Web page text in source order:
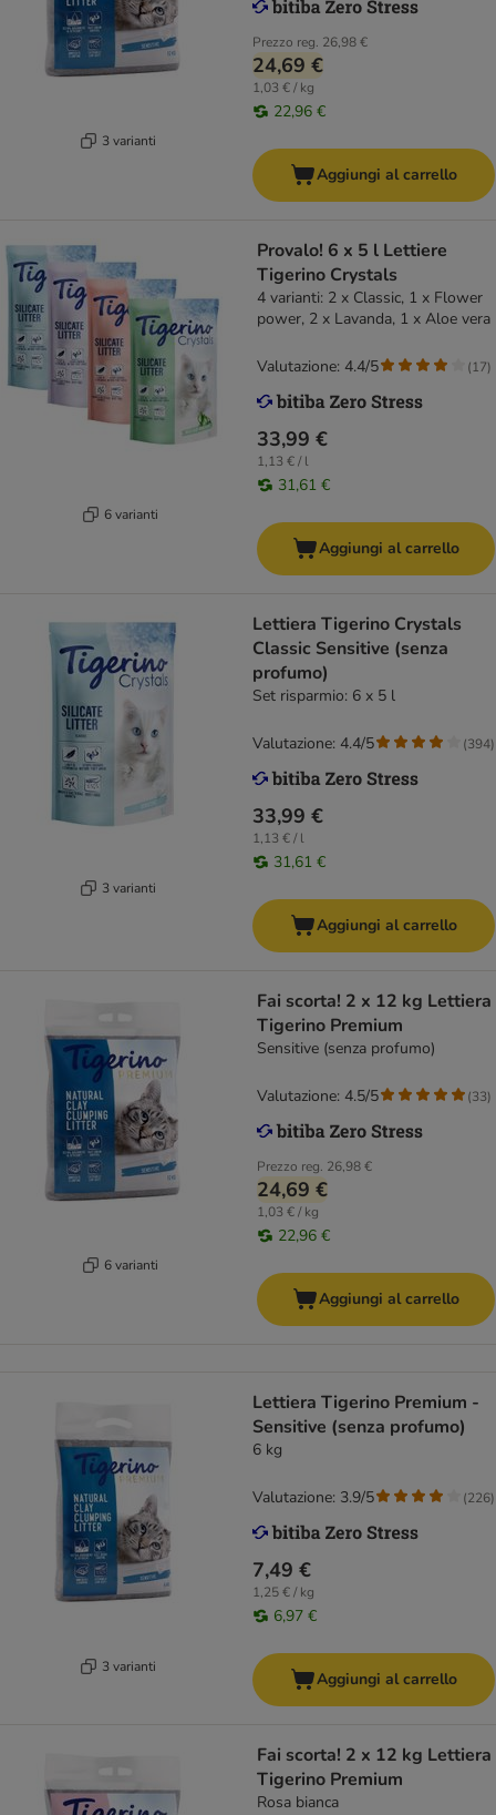
3 varianti
Prezzo reg. 26,98 €
24,69 €
1,03 € / kg
22,96 €
Aggiungi al carrello
6 varianti
Provalo! 6 x 5 l Lettiere
Tigerino Crystals
4 varianti: 2 x Classic, 1 x Flower
power, 2 x Lavanda, 1 x Aloe vera
33,99 €
1,13 € / l
31,61 €
Valutazione: 4.4/5 (17)
Aggiungi al carrello
3 varianti
Lettiera Tigerino Crystals
Classic Sensitive (senza
profumo)
Set risparmio: 6 x 5 l
33,99 €
1,13 € / l
31,61 €
Valutazione: 4.4/5 (394)
Aggiungi al carrello
6 varianti
Fai scorta! 2 x 12 kg Lettiera
Tigerino Premium
Sensitive (senza profumo)
Prezzo reg. 26,98 €
24,69 €
1,03 € / kg
22,96 €
Valutazione: 4.5/5 (33)
Aggiungi al carrello
3 varianti
Lettiera Tigerino Premium -
Sensitive (senza profumo)
6 kg
7,49 €
1,25 € / kg
6,97 €
Valutazione: 3.9/5 (226)
Aggiungi al carrello
Fai scorta! 2 x 12 kg Lettiera
Tigerino Premium
Rosa bianca